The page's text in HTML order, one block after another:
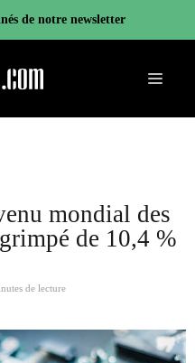
de notre newsletter
Menu
mondial des
de 10,4 %
de lecture